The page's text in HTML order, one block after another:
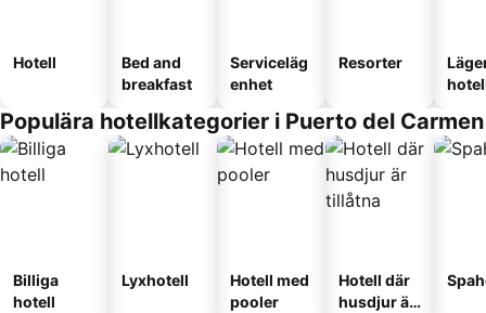
Hotell
Bed and
breakfast
Serviceläg
enhet
Resorter
Populära hotellkategorier i Puerto del Carmen
Billiga
hotell
Lyxhotell
Hotell med
pooler
Hotell där
husdjur är